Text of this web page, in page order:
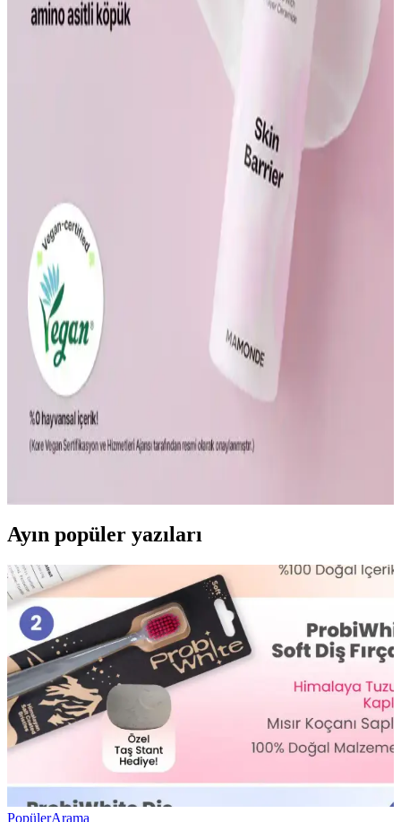
Probiyotiklerin Cilt Bariyerine Faydaları: Doğal
Koruyucu Katmanı Güçlendirme ve Cilt Sağlığı
Probiyotikler, cilt mikroflorasını dengeleyerek bariyeri güçlendirir,
enfeksiyon ve irritasyonu önler, nem tutmayı artırır ve cilt sağlığını
Bağışıklık Sistemini Güçlendiren Yiyecekler ve
Bağışıklık sistemini destekleyen besinler ve yaşam alışkanlıklarıyla
hastalıklara karşı direncinizi artırın, sağlıklı ve enerjik bir yaşam
sürdürün.
Gül Hastalığında Kozmetik Ürünlerin Rolü ve
Bağırsak Sağlığıyla İlişkisi
Gül hastalığında hassas ciltleri koruyan ve yatıştıran doğal içerikli
kozmetik ürünler ile bağırsak sağlığını destekleyen takviyelerin
önemi vurgulanıyor.
Ceramide ve Probiyotiklerin Cilt Bariyerini
Güçlendirmedeki Rolü ve Faydaları
Ceramides ve probiyotikler, cilt bariyerini destekleyerek nemi korur,
Ayın popüler yazıları
PopülerArama